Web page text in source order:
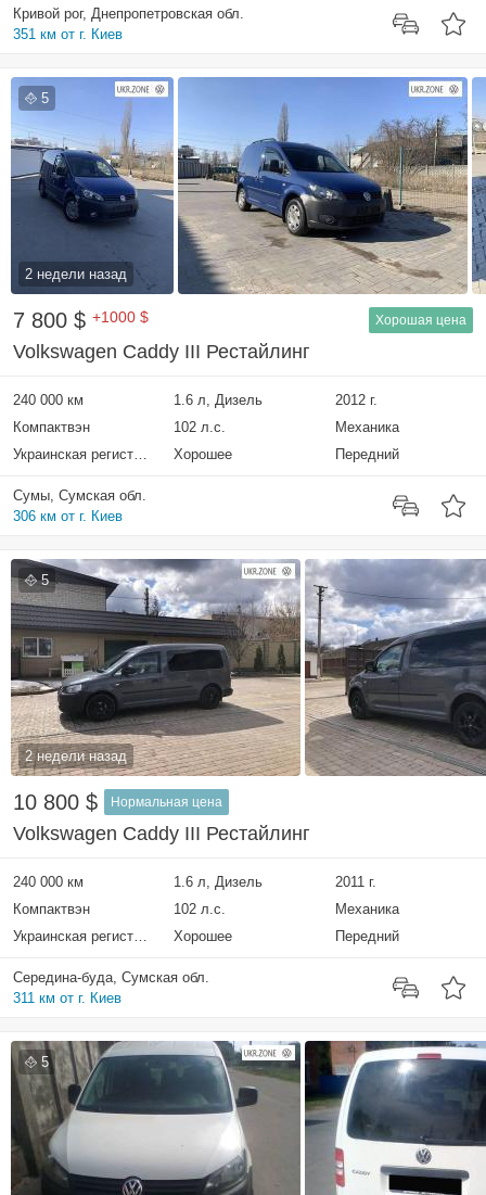
Кривой рог, Днепропетровская обл.
351 км от г. Киев
5
2 недели назад
7 800 $ +1000 $ Хорошая цена
Volkswagen Caddy III Рестайлинг
240 000 км 1.6 л, Дизель
2012 г.
Компактвэн
102 л.с.
Механика
Украинская регистрация
Хорошее Передний
Сумы, Сумская обл.
306 км от г. Киев
5
2 недели назад
10 800 $ Нормальная цена
Volkswagen Caddy III Рестайлинг
240 000 км 1.6 л, Дизель
2011 г.
Компактвэн
102 л.с.
Механика
Украинская регистрация
Хорошее Передний
Середина-буда, Сумская обл.
311 км от г. Киев
5